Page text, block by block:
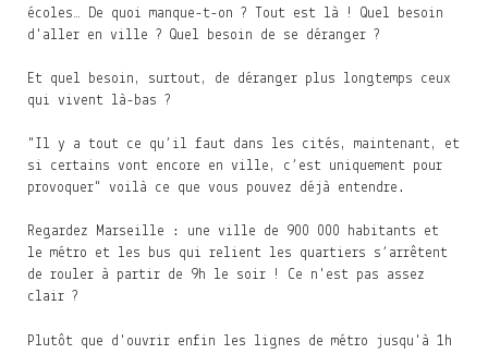
écoles… De quoi manque-t-on ? Tout est là ! Quel besoin
d'aller en ville ? Quel besoin de se déranger ?
Et quel besoin, surtout, de déranger plus longtemps ceux
qui vivent là-bas ?
"Il y a tout ce qu’il faut dans les cités, maintenant, et
si certains vont encore en ville, c’est uniquement pour
provoquer" voilà ce que vous pouvez déjà entendre.
Regardez Marseille : une ville de 900 000 habitants et
le métro et les bus qui relient les quartiers s’arrêtent
de rouler à partir de 9h le soir ! Ce n'est pas assez
clair ?
Plutôt que d'ouvrir enfin les lignes de métro jusqu'à 1h